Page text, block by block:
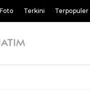
Terkini Terpopuler